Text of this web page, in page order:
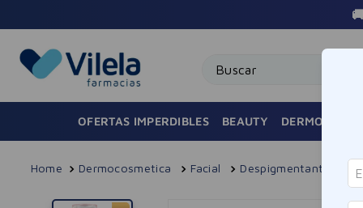
OFERTAS IMPERDIBLES BEAUTY
Dermocosmetica Facial Despigmentante